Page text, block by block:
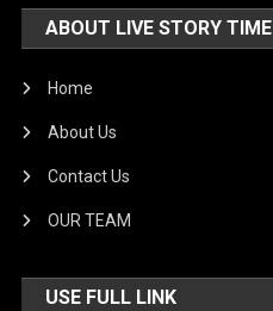
ABOUT LIVE STORY TIME
Home
About Us
Contact Us
OUR TEAM
USE FULL LINK